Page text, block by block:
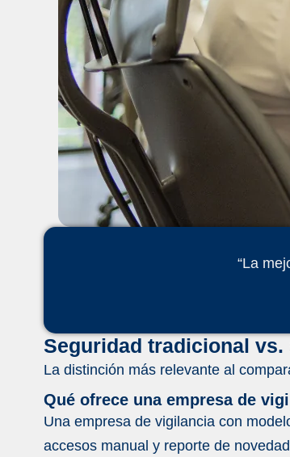
“La
Seguridad tradicional
La distinción más relevante al
Qué ofrece una empresa de
Una empresa de vigilancia con
accesos manual y reporte de